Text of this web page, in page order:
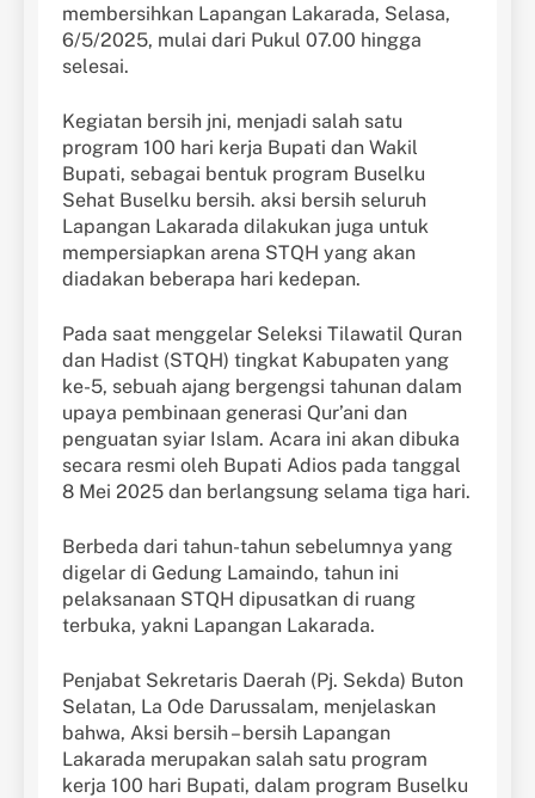
membersihkan Lapangan Lakarada, Selasa,
6/5/2025, mulai dari Pukul 07.00 hingga
selesai.
Kegiatan bersih jni, menjadi salah satu
program 100 hari kerja Bupati dan Wakil
Bupati, sebagai bentuk program Buselku
Sehat Buselku bersih. aksi bersih seluruh
Lapangan Lakarada dilakukan juga untuk
mempersiapkan arena STQH yang akan
diadakan beberapa hari kedepan.
Pada saat menggelar Seleksi Tilawatil Quran
dan Hadist (STQH) tingkat Kabupaten yang
ke-5, sebuah ajang bergengsi tahunan dalam
upaya pembinaan generasi Qur’ani dan
penguatan syiar Islam. Acara ini akan dibuka
secara resmi oleh Bupati Adios pada tanggal
8 Mei 2025 dan berlangsung selama tiga hari.
Berbeda dari tahun-tahun sebelumnya yang
digelar di Gedung Lamaindo, tahun ini
pelaksanaan STQH dipusatkan di ruang
terbuka, yakni Lapangan Lakarada.
Penjabat Sekretaris Daerah (Pj. Sekda) Buton
Selatan, La Ode Darussalam, menjelaskan
bahwa, Aksi bersih – bersih Lapangan
Lakarada merupakan salah satu program
kerja 100 hari Bupati, dalam program Buselku